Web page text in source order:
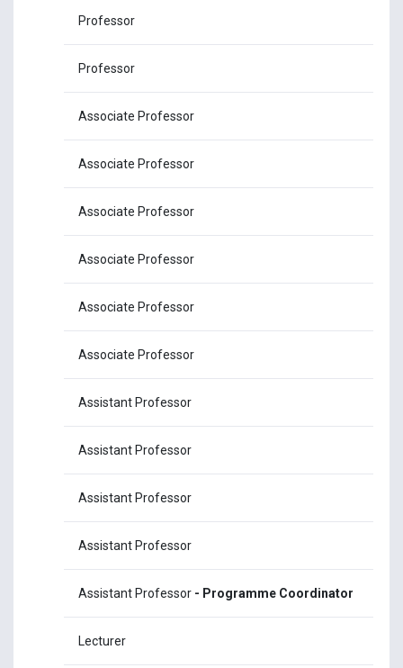
Professor
Professor
Associate Professor
Associate Professor
Associate Professor
Associate Professor
Associate Professor
Associate Professor
Assistant Professor
Assistant Professor
Assistant Professor
Assistant Professor
Assistant Professor- Programme Coordinator
Lecturer